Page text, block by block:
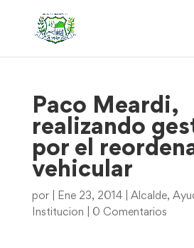
Paco Meardi,
realizando
por el
vehicular
por Ene 23, 2014| Alcalde,
Institucion
0 Comentarios